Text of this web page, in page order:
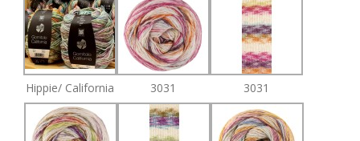
Hippie/ California 3031 3031